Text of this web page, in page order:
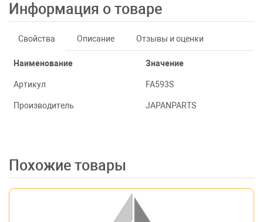
Информация о товаре
Свойства Описание Отзывы и оценки
Наименование Значение
Артикул FA593S
Производитель JAPANPARTS
Похожие товары